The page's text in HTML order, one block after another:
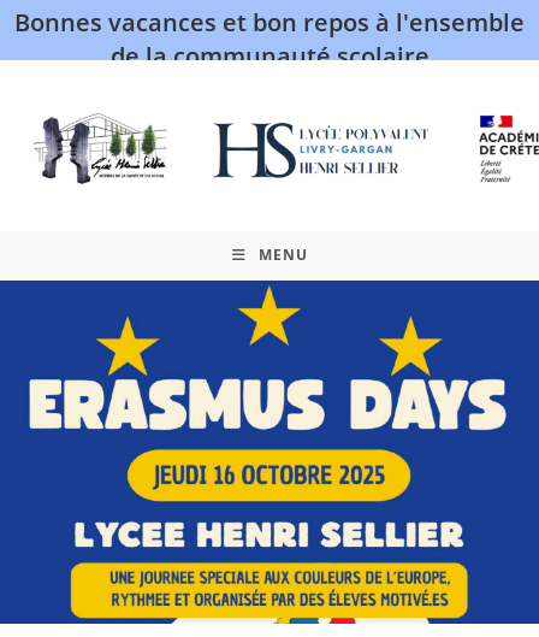
Bonnes vacances et bon repos à l'ensemble
de la communauté scolaire
MENU